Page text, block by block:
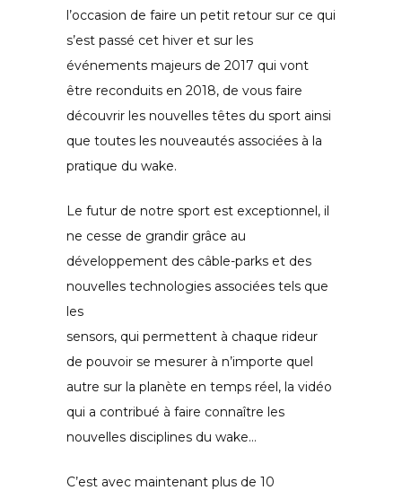
l’occasion de faire un petit retour sur ce qui
s’est passé cet hiver et sur les
événements majeurs de 2017 qui vont
être reconduits en 2018, de vous faire
découvrir les nouvelles têtes du sport ainsi
que toutes les nouveautés associées à la
pratique du wake.
Le futur de notre sport est exceptionnel, il
ne cesse de grandir grâce au
développement des câble-parks et des
nouvelles technologies associées tels que
les
sensors, qui permettent à chaque rideur
de pouvoir se mesurer à n’importe quel
autre sur la planète en temps réel, la vidéo
qui a contribué à faire connaître les
nouvelles disciplines du wake…
C’est avec maintenant plus de 10